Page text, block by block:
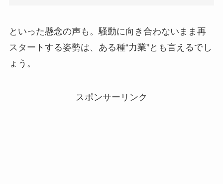
といった懸念の声も。騒動に向き合わないまま再
スタートする姿勢は、ある種“力業”とも言えるでし
ょう。
スポンサーリンク